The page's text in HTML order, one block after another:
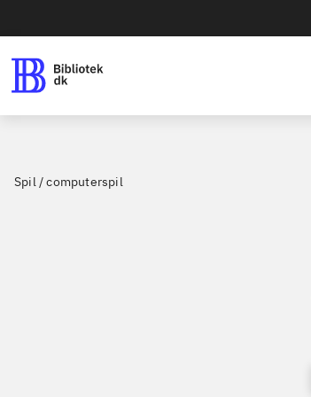
Spil / computerspil